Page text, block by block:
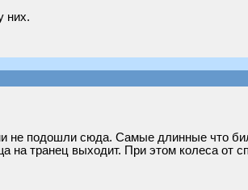
них.
не подошли сюда. Самые длинные что
на транец выходит. При этом колеса от